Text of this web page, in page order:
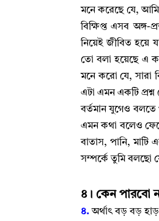
মনে করেছে যে,আমি
বিক্ষিপ্ত এসব
নিয়েই জীবিত হয়ে
তো বলা হয়েছে এ
মনে করো যে,সারা
এটা এমন একটি প্রশ্ন
বর্তমান যুগেও বলতে
এমন কথা বলেও
বাতাস,পানি,মাটি
সম্পর্কে তুমি বলছো
৪। কেন পারবো
৪.অর্থাৎ বড় বড়